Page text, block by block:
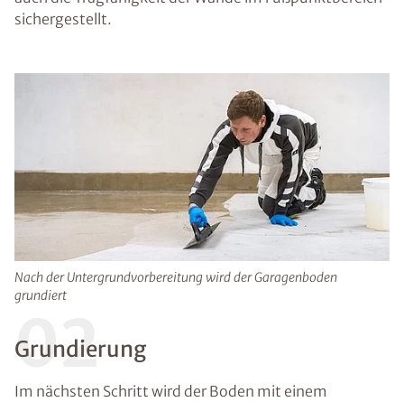
sichergestellt.
Nach der Untergrundvorbereitung wird der Garagenboden
grundiert
02
Grundierung
Im nächsten Schritt wird der Boden mit einem